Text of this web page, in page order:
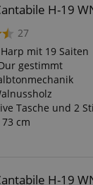
H-19
27
mit 19 Saiten
gestimmt
Tasche und 2
cm
H-19